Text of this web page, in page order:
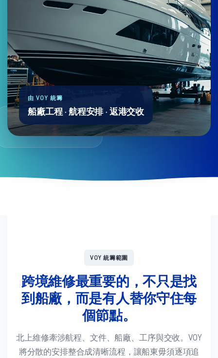
由 VOY 統籌
船廠工程 · 航程安排 · 返港交收
VOY 統籌範圍
跨境維修最重要的，不只是找
到船廠，而是有人替你守住每
個節點。
北上維修牽涉航程、文件、船廠、工序與交收。VOY
將分散的安排整合成清晰流程，讓船東毋須逐項追